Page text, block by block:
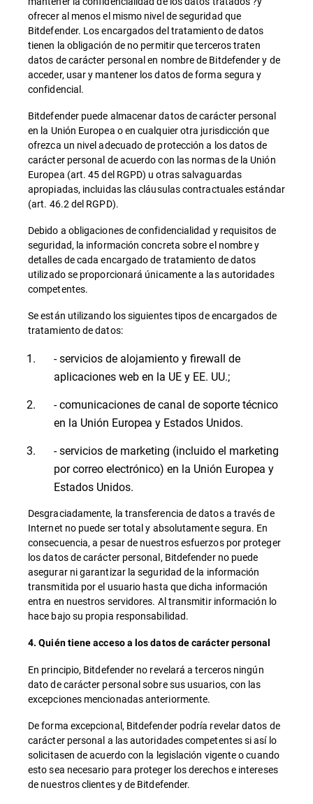
ofrecer al menos el mismo nivel de seguridad que
Bitdefender. Los encargados del tratamiento de datos
tienen la obligación de no permitir que terceros traten
datos de carácter personal en nombre de Bitdefender y de
acceder, usar y mantener los datos de forma segura y
confidencial.
Bitdefender puede almacenar datos de carácter personal
en la Unión Europea o en cualquier otra jurisdicción que
ofrezca un nivel adecuado de protección a los datos de
carácter personal de acuerdo con las normas de la Unión
Europea (art. 45 del RGPD) u otras salvaguardas
apropiadas, incluidas las cláusulas contractuales estándar
(art. 46.2 del RGPD).
Debido a obligaciones de confidencialidad y requisitos de
seguridad, la información concreta sobre el nombre y
detalles de cada encargado de tratamiento de datos
utilizado se proporcionará únicamente a las autoridades
competentes.
Se están utilizando los siguientes tipos de encargados de
tratamiento de datos:
- servicios de alojamiento y firewall de
aplicaciones web en la UE y EE. UU.;
- comunicaciones de canal de soporte técnico
en la Unión Europea y Estados Unidos.
- servicios de marketing (incluido el marketing
por correo electrónico) en la Unión Europea y
Estados Unidos.
Desgraciadamente, la transferencia de datos a través de
Internet no puede ser total y absolutamente segura. En
consecuencia, a pesar de nuestros esfuerzos por proteger
los datos de carácter personal, Bitdefender no puede
asegurar ni garantizar la seguridad de la información
transmitida por el usuario hasta que dicha información
entra en nuestros servidores. Al transmitir información lo
hace bajo su propia responsabilidad.
4. Quién tiene acceso a los datos de carácter personal
En principio, Bitdefender no revelará a terceros ningún
dato de carácter personal sobre sus usuarios, con las
excepciones mencionadas anteriormente.
De forma excepcional, Bitdefender podría revelar datos de
carácter personal a las autoridades competentes si así lo
solicitasen de acuerdo con la legislación vigente o cuando
esto sea necesario para proteger los derechos e intereses
de nuestros clientes y de Bitdefender.